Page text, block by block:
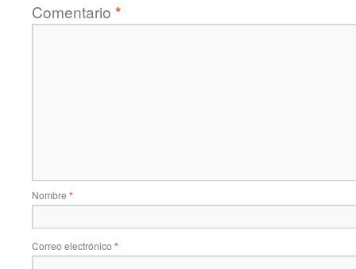
Comentario *
Nombre *
Correo electrónico *